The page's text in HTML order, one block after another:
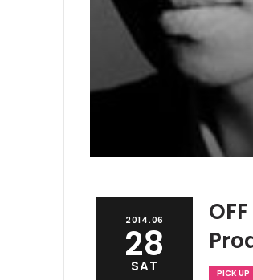
2014.06
28
SAT PICK UP